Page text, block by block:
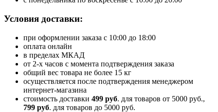
Условия доставки:
при оформлении заказа с 10:00 до 18:00
оплата онлайн
в пределах МКАД
от 2-х часов с момента подтверждения заказа
общий вес товара не более 15 кг
осуществляется после подтверждения менеджером
интернет-магазина
стоимость доставки 499 руб. для товаров от 5000 руб.,
799 руб. для товаров до 5000 руб.